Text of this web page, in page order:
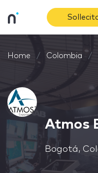
Home Colombia
Atmos
Bogotá,